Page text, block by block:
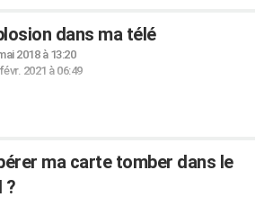
dans ma télé
2018 à 13:20
2021 à 06:49
ma carte tomber dans le
?